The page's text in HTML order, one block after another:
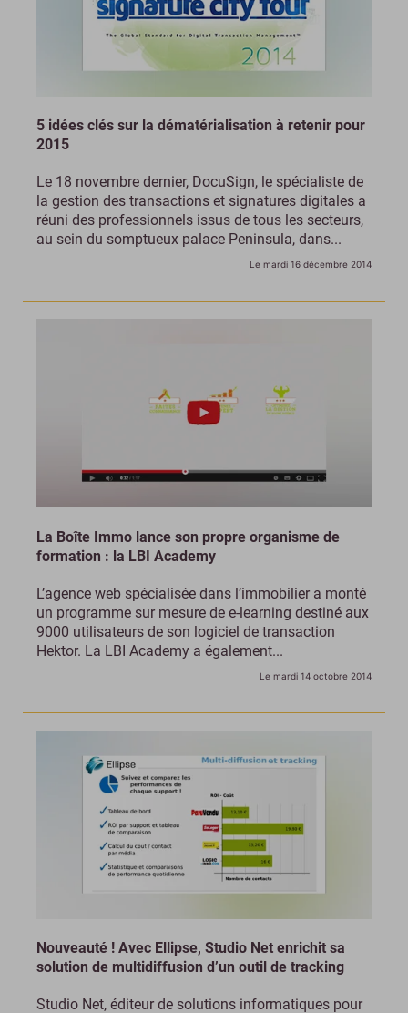
5 idées clés sur la dématérialisation à retenir pour
2015
Le 18 novembre dernier, DocuSign, le spécialiste de
la gestion des transactions et signatures digitales a
réuni des professionnels issus de tous les secteurs,
au sein du somptueux palace Peninsula, dans...
Le mardi 16 décembre 2014
La Boîte Immo lance son propre organisme de
formation : la LBI Academy
L’agence web spécialisée dans l’immobilier a monté
un programme sur mesure de e-learning destiné aux
9000 utilisateurs de son logiciel de transaction
Hektor. La LBI Academy a également...
Le mardi 14 octobre 2014
Nouveauté ! Avec Ellipse, Studio Net enrichit sa
solution de multidiffusion d’un outil de tracking
Studio Net, éditeur de solutions informatiques pour